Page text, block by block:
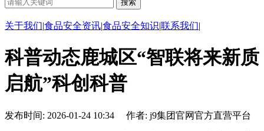
关于我们|食品安全资讯|食品安全知识|联系我们|
科普动态鹿城区“智联将来新质
启航”科创科普
发布时间: 2026-01-24 10:34 作者: j9集团官网官方直营平台